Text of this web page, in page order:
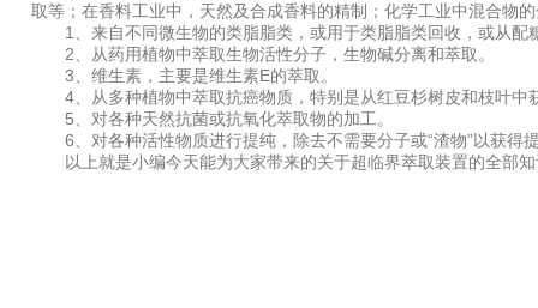
取等；在香料工业中，天然及合成香料的精制；化学工业中混合物
1、来自不同微生物的类脂脂类，或用于类脂脂类回收，或从配
2、从药用植物中萃取生物活性分子，生物碱分离和萃取。
3、维生素，主要是维生素E的萃取。
4、从多种植物中萃取抗癌物质，特别是从红豆杉树皮和枝叶中
5、对各种天然抗菌或抗氧化萃取物的加工。
6、对各种活性物质进行提纯，除去不需要分子或“渣物”以获得
以上就是小编今天能为大家带来的关于超临界萃取装置的全部知